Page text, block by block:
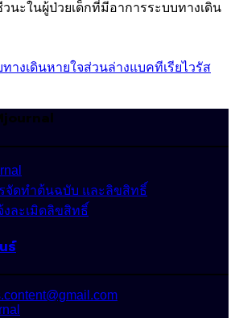
นะในผู้ป่วยเด็กที่มีอาการระบบทางเดิน
ทางเดินหายใจส่วนล่างแบคทีเรียไวรัส
จัดทำต้นฉบับ และลิขสิทธิ์
ละเมิดลิขสิทธิ์
ธ์